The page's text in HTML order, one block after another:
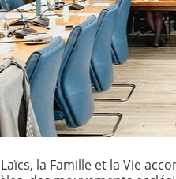
la Famille et la Vie